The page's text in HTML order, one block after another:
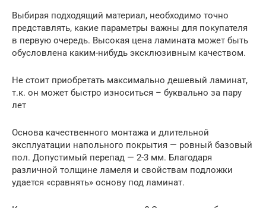
Выбирая подходящий материал, необходимо точно
представлять, какие параметры важны для покупателя
в первую очередь. Высокая цена ламината может быть
обусловлена каким-нибудь эксклюзивным качеством.
Не стоит приобретать максимально дешевый ламинат,
т.к. он может быстро износиться – буквально за пару
лет
Основа качественного монтажа и длительной
эксплуатации напольного покрытия — ровный базовый
пол. Допустимый перепад — 2-3 мм. Благодаря
различной толщине ламеля и свойствам подложки
удается «сравнять» основу под ламинат.